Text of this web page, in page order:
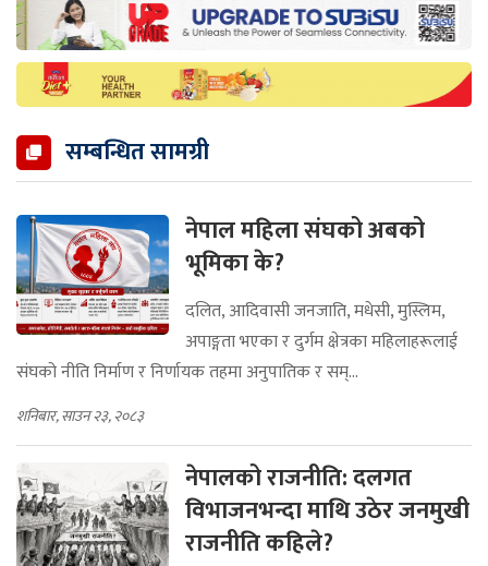
सम्बन्धित सामग्री
नेपाल महिला संघको अबको
भूमिका के?
दलित, आदिवासी जनजाति, मधेसी, मुस्लिम,
अपाङ्गता भएका र दुर्गम क्षेत्रका महिलाहरूलाई
संघको नीति निर्माण र निर्णायक तहमा अनुपातिक र सम्...
शनिबार, साउन २३, २०८३
नेपालको राजनीति: दलगत
विभाजनभन्दा माथि उठेर जनमुखी
राजनीति कहिले?